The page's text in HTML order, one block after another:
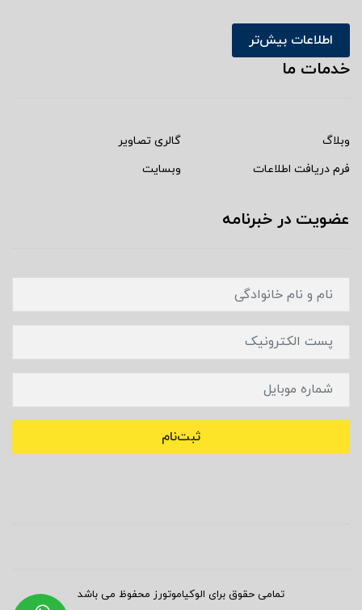
اطلاعات بیش‌تر
خدمات ما
وبلاگ
گالری تصاویر
فرم دریافت اطلاعات
وبسایت
عضویت در خبرنامه
ثبت‌نام
تمامی حقوق برای الوکیاموتورز محفوظ می باشد